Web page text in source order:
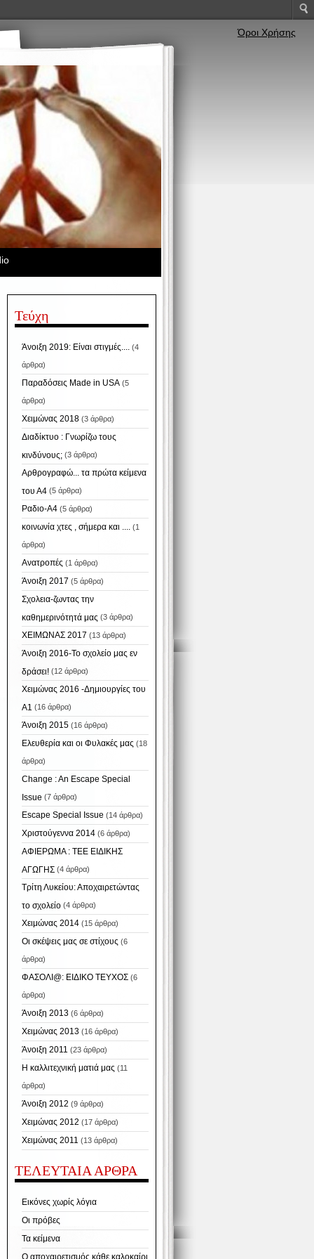
Τεύχη
Άνοιξη 2019: Είναι στιγμές.... (4
άρθρα)
Παραδόσεις Made in USA(5
άρθρα)
Χειμώνας 2018(3 άρθρα)
Διαδίκτυο : Γνωρίζω τους
κινδύνους;(3 άρθρα)
Αρθρογραφώ... τα πρώτα κείμενα
του Α4(5 άρθρα)
Ραδιο-Α4(5 άρθρα)
κοινωνία χτες , σήμερα και .... (1
άρθρα)
Ανατροπές (1 άρθρα)
Άνοιξη 2017 (5 άρθρα)
Σχολεια-ζωντας την
καθημερινότητά μας (3 άρθρα)
ΧΕΙΜΩΝΑΣ 2017 (13 άρθρα)
Άνοιξη 2016-Το σχολείο μας εν
δράσει!(12 άρθρα)
Χειμώνας 2016 -Δημιουργίες του
Α1 (16 άρθρα)
Άνοιξη 2015(16 άρθρα)
Ελευθερία και οι Φυλακές μας (18
άρθρα)
Change : An Escape Special
Issue (7 άρθρα)
Escape Special Issue (14 άρθρα)
Χριστούγεννα 2014(6 άρθρα)
ΑΦΙΕΡΩΜΑ : ΤΕΕ ΕΙΔΙΚΗΣ
ΑΓΩΓΗΣ(4 άρθρα)
Τρίτη Λυκείου: Αποχαιρετώντας
το σχολείο(4 άρθρα)
Χειμώνας 2014(15 άρθρα)
Οι σκέψεις μας σε στίχους (6
άρθρα)
ΦΑΣΟΛΙ@: ΕΙΔΙΚΟ ΤΕΥΧΟΣ(6
άρθρα)
Άνοιξη 2013(6 άρθρα)
Χειμώνας 2013(16 άρθρα)
Άνοιξη 2011 (23 άρθρα)
Η καλλιτεχνική ματιά μας (11
άρθρα)
Άνοιξη 2012 (9 άρθρα)
Χειμώνας 2012 (17 άρθρα)
Χειμώνας 2011 (13 άρθρα)
ΤΕΛΕΥΤΑΙΑ ΑΡΘΡΑ
Εικόνες χωρίς λόγια
Οι πρόβες
Τα κείμενα
Όροι Χρήσης